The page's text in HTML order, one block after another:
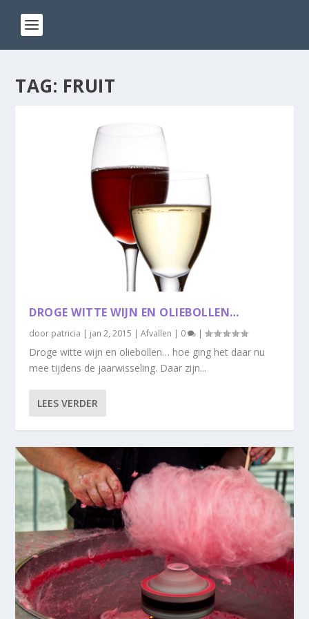
TAG: FRUIT
DROGE WITTE WIJN EN OLIEBOLLEN…
door patricia | jan 2, 2015 |Afvallen | 0 |
Droge witte wijn en oliebollen… hoe ging het daar nu
mee tijdens de jaarwisseling. Daar zijn...
LEES VERDER